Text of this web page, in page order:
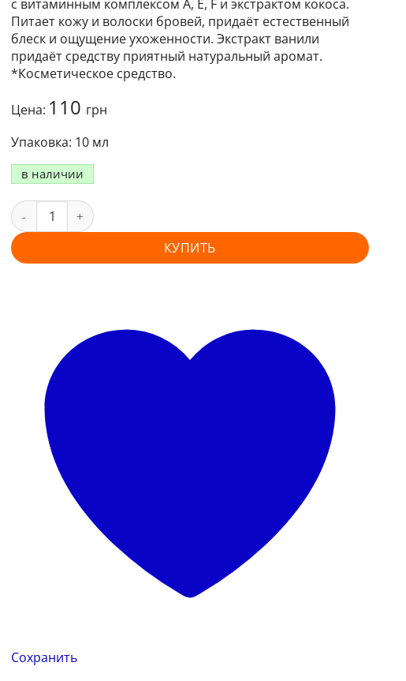
с витаминным комплексом A, E, F и экстрактом кокоса.
Питает кожу и волоски бровей, придаёт естественный
блеск и ощущение ухоженности. Экстракт ванили
придаёт средству приятный натуральный аромат.
*Косметическое средство.
Цена: 110 грн
10 мл
в наличии
КУПИТЬ
Сохранить